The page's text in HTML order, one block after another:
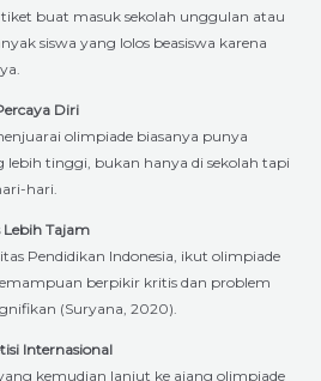
tiket buat masuk sekolah unggulan atau
siswa yang lolos beasiswa karena
Diri
olimpiade biasanya punya
lebih tinggi, bukan hanya di sekolah tapi
hari.
Tajam
Pendidikan Indonesia, ikut olimpiade
berpikir kritis dan problem
(Suryana, 2020).
Internasional
kemudian lanjut ke ajang olimpiade